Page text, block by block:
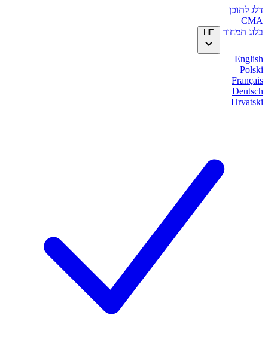
דלג לתוכן
CMA
בלוג תמחור HE
English
Polski
Français
Deutsch
Hrvatski